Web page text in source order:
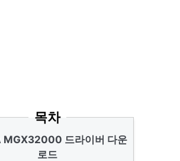
목차
MGX32000 드라이버 다운
로드